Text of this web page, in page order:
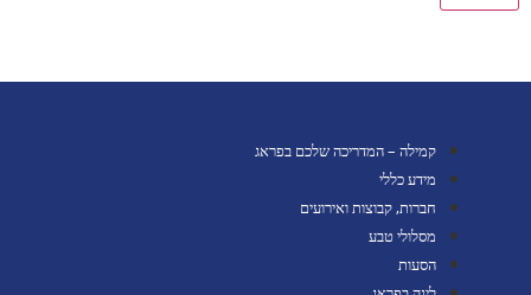
קמילה – המדריכה שלכם בפראג
מידע כללי
חברות, קבוצות ואירועים
מסלולי טבע
הסעות